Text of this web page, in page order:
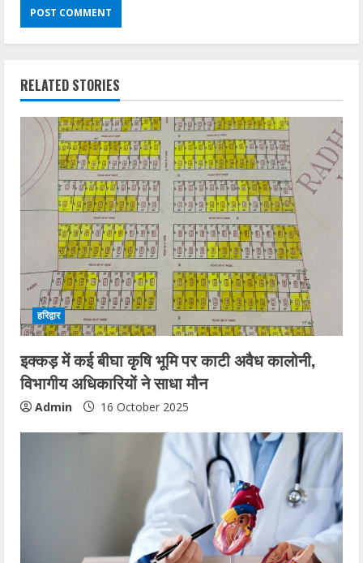
RELATED STORIES
हरिद्वार
इक्कड़ में कई बीघा कृषि भूमि पर काटी अवैध कालोनी,
विभागीय अधिकारियों ने साधा मौन
Admin 16 October 2025